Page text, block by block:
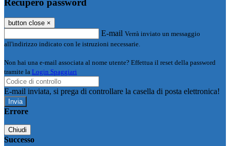
button close ×
E-mail Verrà inviato un messaggio
all'indirizzo indicato con le istruzioni necessarie.
Non hai una e-mail associata al nome utente? Effettua il reset della password
tramite la Login Spaggiari
E-mail inviata, si prega di controllare la casella di posta elettronica!
Errore
Chiudi
Successo